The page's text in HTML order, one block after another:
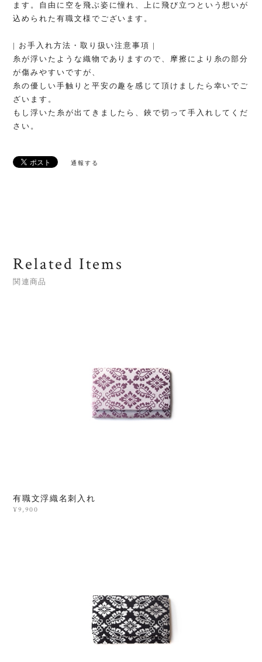
ます。自由に空を飛ぶ姿に憧れ、上に飛び立つという想いが
込められた有職文様でございます。
| お手入れ方法・取り扱い注意事項 |
糸が浮いたような織物でありますので、摩擦により糸の部分
が傷みやすいですが、
糸の優しい手触りと平安の趣を感じて頂けましたら幸いでご
ざいます。
もし浮いた糸が出てきましたら、鋏で切って手入れしてくだ
さい。
通報する
Related Items
関連商品
有職文浮織名刺入れ
¥9,900